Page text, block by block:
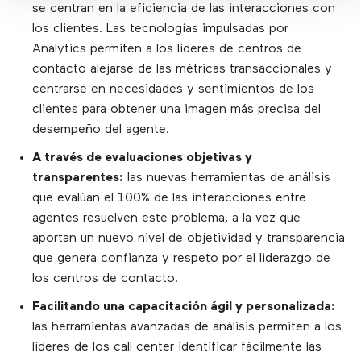
se centran en la eficiencia de las interacciones con
los clientes. Las tecnologías impulsadas por
Analytics permiten a los líderes de centros de
contacto alejarse de las métricas transaccionales y
centrarse en necesidades y sentimientos de los
clientes para obtener una imagen más precisa del
desempeño del agente.
A través de evaluaciones objetivas y
transparentes: las nuevas herramientas de análisis
que evalúan el 100% de las interacciones entre
agentes resuelven este problema, a la vez que
aportan un nuevo nivel de objetividad y transparencia
que genera confianza y respeto por el liderazgo de
los centros de contacto.
Facilitando una capacitación ágil y personalizada:
las herramientas avanzadas de análisis permiten a los
líderes de los call center identificar fácilmente las